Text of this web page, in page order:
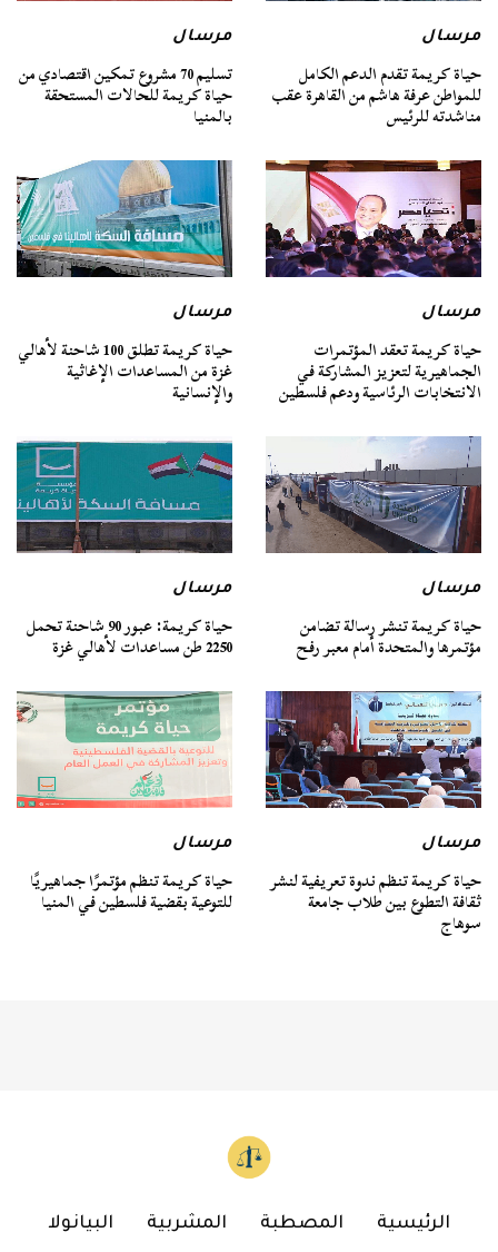
مرسال
حياة كريمة تقدم الدعم الكامل
للمواطن عرفة هاشم من القاهرة عقب
مناشدته للرئيس
مرسال
تسليم 70 مشروع تمكين اقتصادي من
حياة كريمة للحالات المستحقة
بالمنيا
مرسال
حياة كريمة تعقد المؤتمرات
الجماهيرية لتعزيز المشاركة في
الانتخابات الرئاسية ودعم فلسطين
مرسال
حياة كريمة تطلق 100 شاحنة لأهالي
غزة من المساعدات الإغاثية
والإنسانية
مرسال
حياة كريمة تنشر رسالة تضامن
مؤتمرها والمتحدة أمام معبر رفح
مرسال
حياة كريمة: عبور 90 شاحنة تحمل
2250 طن مساعدات لأهالي غزة
مرسال
حياة كريمة تنظم ندوة تعريفية لنشر
ثقافة التطوع بين طلاب جامعة
سوهاج
مرسال
حياة كريمة تنظم مؤتمرًا جماهيريًا
للتوعية بقضية فلسطين في المنيا
الرئيسية المصطبة المشربية البيانولا